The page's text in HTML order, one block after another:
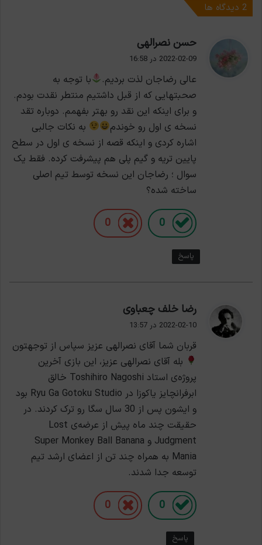
‫2 دیدگاه ها
حسن نصرالهی
ف
:
2022-02-09 در 16:58
عالی رضاجان لذت بردیم.
با توجه به
صحبتهایی که از قبل داشتیم منتطر نقدت بودم.
و برای اینکه این نقد رو بهتر بفهمم. دوباره تقد
نسخه ی اول رو خوندم
به نکات جالبی
اشاره کردی و اینکه قصه از نسخه ی اول در سطح
پایین تریه و گیم پلی هم پیشرفت کرده. فقط یک
سوال ؛ رضاجان این نسخه توسط تیم اصلی
ساخته شده؟
0
0
پاسخ
رضا خلف چعباوی
:
2022-02-10 در 13:57
قربان شما آقای نصرالهی عزیز سپاس از توجهتون
بله آقای نصرالهی عزیز، این بازی آخرین
پروژه‌ی استاد Toshihiro Nagoshi خالق
ابرفرانچایز یاکوزا در Ryu Ga Gotoku Studio بود
و ایشون پس از 30 سال سگا رو ترک کردند. در
حقیقت چند ماه پیش از عرضه‌ی Lost
Judgment و Super Monkey Ball Banana
Mania به همراه چند تن از اعضای ارشد تیم
توسعه جدا شدند.
0
0
پاسخ